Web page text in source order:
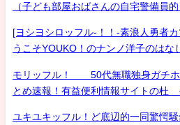
（子ども部屋おばさんの自宅警備員的
[ヨシヨシロッフル-！！-素浪人勇者
うこそYOUKO！のナンノ洋子のはな
モリッフル！ 50代無職独身ガチホ
とめ速報！有益便利情報サイトの杜
ユキユキッフル！ど底辺的一同驚愕